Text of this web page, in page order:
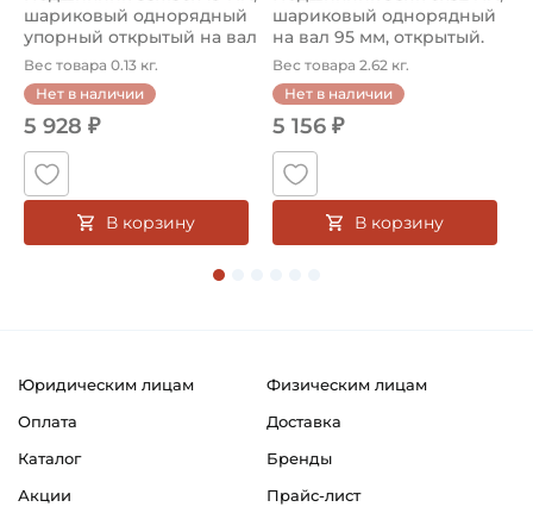
шариковый однорядный
упорный открытый на вал
85...
Вес товара 0.13 кг.
Нет в наличии
5 928 ₽
В корзину
шариковый однорядный
на вал 95 мм, открытый.
Ар...
Вес товара 2.62 кг.
Нет в наличии
5 156 ₽
В корзину
Юридическим лицам
Физическим лицам
Оплата
Доставка
Каталог
Бренды
Акции
Прайс-лист